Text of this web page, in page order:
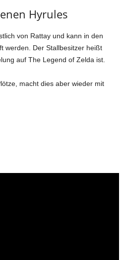
Hyrules
von Rattay und kann in den
werden. Der Stallbesitzer heißt
auf The Legend of Zelda ist.
macht dies aber wieder mit